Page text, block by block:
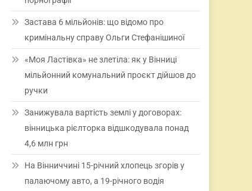
Застава 6 мільйонів: що відомо про
кримінальну справу Ольги Стефанішиної
«Моя Ластівка» не злетіла: як у Вінниці
мільйонний комунальний проєкт дійшов до
ручки
Занижувала вартість землі у договорах:
вінницька рієлторка відшкодувала понад
4,6 млн грн
На Вінниччині 15-річний хлопець згорів у
палаючому авто, а 19-річного водія